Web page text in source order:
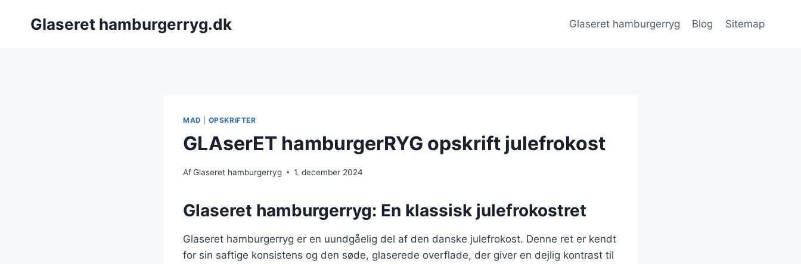
Glaseret hamburgerryg.dk Glaseret hamburgerryg Blog Sitemap
MAD OPSKRIFTER
GLAserET hamburgerRYG opskrift julefrokost
AfGlaseret hamburgerryg 1. december 2024
Glaseret hamburgerryg: En klassisk julefrokostret
Glaseret hamburgerryg er en uundgåelig del af den danske julefrokost. Denne ret er kendt
for sin saftige konsistens og den søde, glaserede overflade, der giver en dejlig kontrast til